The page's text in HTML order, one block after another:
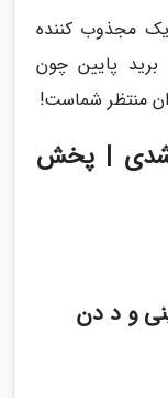
مجذوب کننده
پایین چون
منتظر شماست!
شدی | پخش
و د دن